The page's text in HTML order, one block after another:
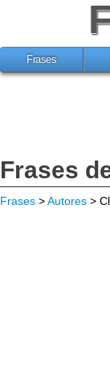
Frases
Frases
Frases >Autores >